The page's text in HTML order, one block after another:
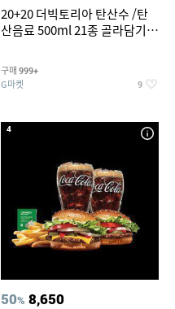
20+20 더빅토리아 탄산수 /탄
산음료 500ml 21종 골라담기
구매 999+
G마켓 9
4
50% 8,650